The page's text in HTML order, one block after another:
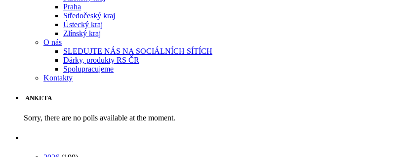
Praha
Středočeský kraj
Ústecký kraj
Zlínský kraj
O nás
SLEDUJTE NÁS NA SOCIÁLNÍCH SÍTÍCH
Dárky, produkty RS ČR
Spolupracujeme
Kontakty
ANKETA
Sorry, there are no polls available at the moment.